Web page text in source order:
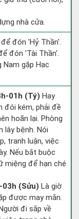
nhà cửa.
đón 'Hỷ Thần'.
đón 'Tài Thần'.
gặp Hạc
01h (Tý) Hay
đói kém, phải đề
hoãn lại. Phòng
lây bệnh. Nói
tranh luận, việc
Nếu bắt buộc
miệng để hạn ché
(Sửu) Là giờ
được may mắn.
đi sắp về